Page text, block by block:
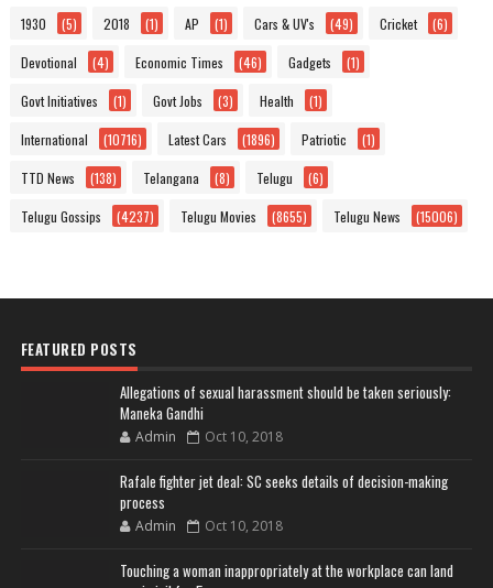
1930 (5) 2018 (1) AP (1) Cars & UV's (49) Cricket (6)
Devotional (4) Economic Times (46) Gadgets (1)
Govt Initiatives (1) Govt Jobs (3) Health (1)
International (10716) Latest Cars (1896) Patriotic (1)
TTD News (138) Telangana (8) Telugu (6)
Telugu Gossips (4237) Telugu Movies (8655) Telugu News (15006)
FEATURED POSTS
Allegations of sexual harassment should be taken seriously:
Maneka Gandhi
Admin Oct 10, 2018
Rafale fighter jet deal: SC seeks details of decision-making
process
Admin Oct 10, 2018
Touching a woman inappropriately at the workplace can land